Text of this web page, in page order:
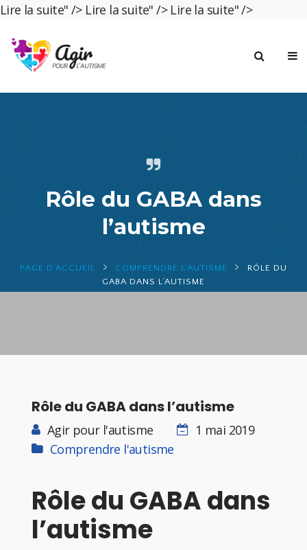
Lire la suite" /> Lire la suite" /> Lire la suite" />
Rôle du GABA dans
l’autisme
PAGE D'ACCUEIL COMPRENDRE L'AUTISME
RÔLE DU
GABA DANS L’AUTISME
Rôle du GABA dans l’autisme
Agir pour l'autisme
1 mai 2019
Comprendre l'autisme
Rôle du GABA dans
l’autisme